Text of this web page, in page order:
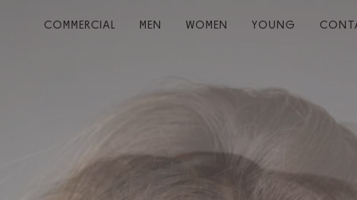
COMMERCIAL MEN WOMEN YOUNG